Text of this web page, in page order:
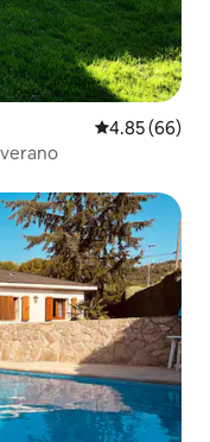
Calificación
4.85 (66)